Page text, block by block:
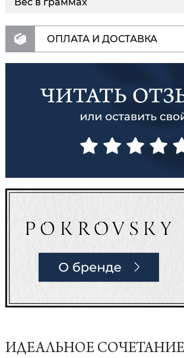
ОПЛАТА И ДОСТАВКА
ИДЕАЛЬНОЕ СОЧЕТАНИЕ